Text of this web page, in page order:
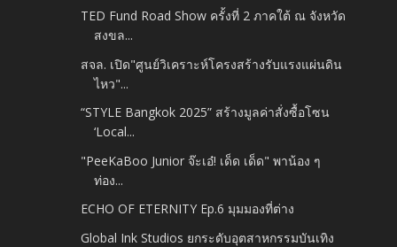
TED Fund Road Show ครั้งที่ 2 ภาคใต้ ณ จังหวัด
สงขล...
สจล. เปิด"ศูนย์วิเคราะห์โครงสร้างรับแรงแผ่นดิน
ไหว"...
“STYLE Bangkok 2025” สร้างมูลค่าสั่งซื้อโซน
‘Local...
"PeeKaBoo Junior จ๊ะเอ๋! เด็ด เด็ด" พาน้อง ๆ
ท่อง...
ECHO OF ETERNITY Ep.6 มุมมองที่ต่าง
Global Ink Studios ยกระดับอุตสาหกรรมบันเทิง